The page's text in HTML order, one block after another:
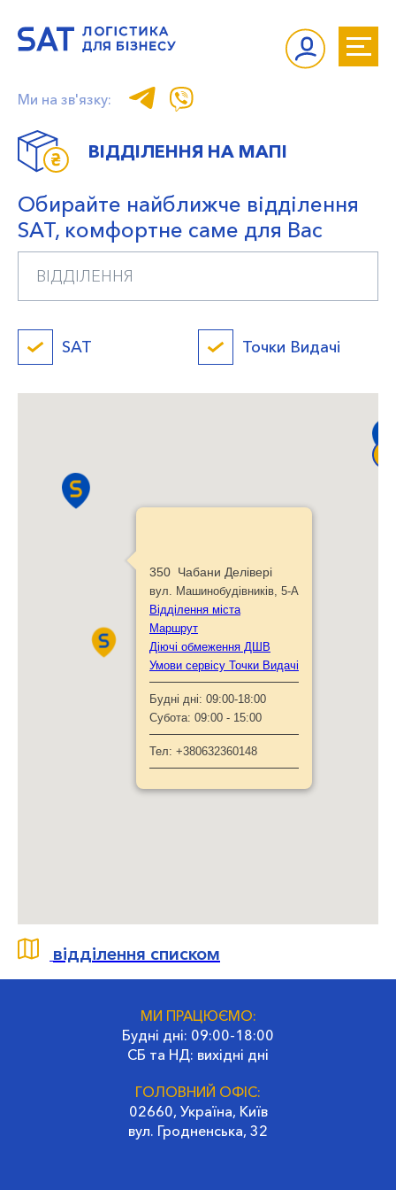
Ми на зв'язку:
ВІДДІЛЕННЯ НА МАПІ
Обирайте найближче відділення
SAT, комфортне саме для Вас
SAT Точки Видачі
350 Чабани Делівері
вул. Машинобудівників, 5-А
Відділення міста
Маршрут
Діючі обмеження ДШВ
Умови сервісу Точки Видачі
Будні дні: 09:00-18:00
Субота: 09:00 - 15:00
Тел: +380632360148
відділення списком
МИ ПРАЦЮЄМО:
Будні дні: 09:00-18:00
СБ та НД: вихідні дні
ГОЛОВНИЙ ОФІС:
02660, Україна, Київ
вул. Гродненська, 32